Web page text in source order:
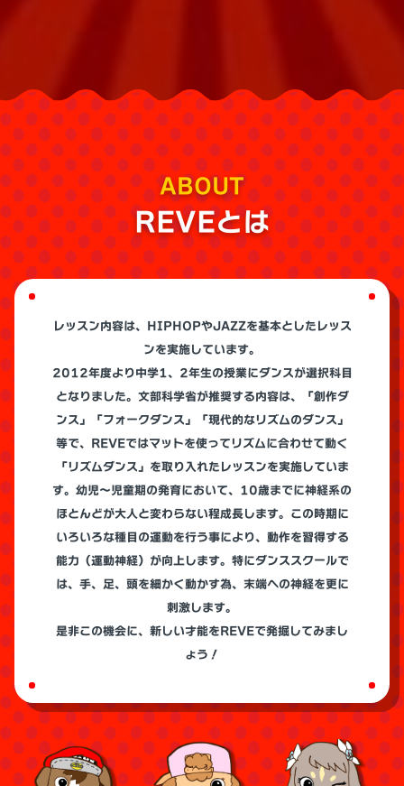
ABOUT
REVEとは
レッスン内容は、HIPHOPやJAZZを基本としたレッス
ンを実施しています。
2012年度より中学1、2年生の授業にダンスが選択科目
となりました。文部科学省が推奨する内容は、「創作ダ
ンス」「フォークダンス」「現代的なリズムのダンス」
等で、REVEではマットを使ってリズムに合わせて動く
「リズムダンス」を取り入れたレッスンを実施していま
す。幼児～児童期の発育において、10歳までに神経系の
ほとんどが大人と変わらない程成長します。この時期に
いろいろな種目の運動を行う事により、動作を習得する
能力（運動神経）が向上します。特にダンススクールで
は、手、足、頭を細かく動かす為、末端への神経を更に
刺激します。
是非この機会に、新しい才能をREVEで発掘してみまし
ょう！